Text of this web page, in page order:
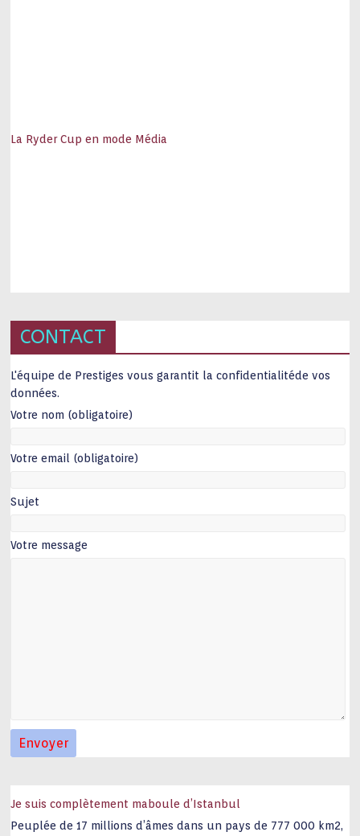
La Ryder Cup en mode Média
CONTACT
L'équipe de Prestiges vous garantit la confidentialitéde vos
données.
Votre nom (obligatoire)
Votre email (obligatoire)
Sujet
Votre message
Je suis complètement maboule d’Istanbul
Peuplée de 17 millions d’âmes dans un pays de 777 000 km2,